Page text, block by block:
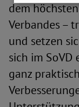
dem
Verbandes –
und setzen
sich im
ganz